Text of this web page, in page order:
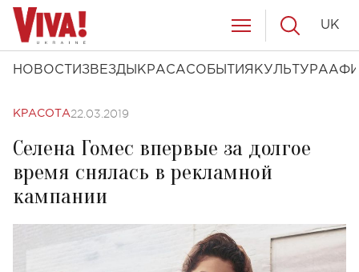
НОВОСТИ ЗВЕЗДЫ КРАСАСОБЫТИЯ КУЛЬТУРА
UK
КРАСОТА22.03.2019
Селена Гомес впервые за долгое
время снялась в рекламной
кампании